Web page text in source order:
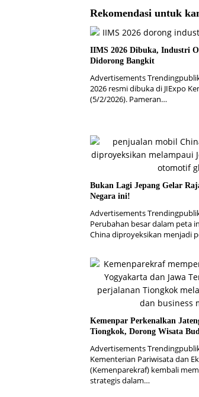
Rekomendasi untuk
IIMS 2026 Dibuka, Industri
Didorong Bangkit
Advertisements
2026 resmi dibuka di JIExpo
(5/2/2026). Pameran…
Bukan Lagi Jepang Gelar
Negara ini!
Advertisements
Perubahan besar dalam peta
China diproyeksikan menjadi
Kemenpar Perkenalkan
Tiongkok, Dorong Wisata
Advertisements
Kementerian Pariwisata dan
(Kemenparekraf) kembali
strategis dalam…